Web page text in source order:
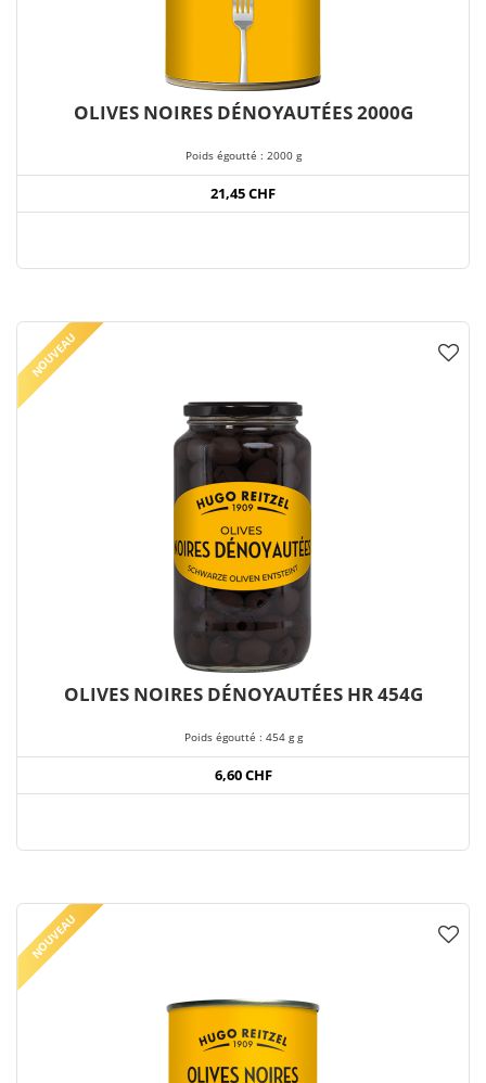
OLIVES NOIRES DÉNOYAUTÉES 2000G
Poids égoutté : 2000 g
21,45 CHF
NOUVEAU
OLIVES NOIRES DÉNOYAUTÉES HR 454G
Poids égoutté : 454 g g
6,60 CHF
NOUVEAU